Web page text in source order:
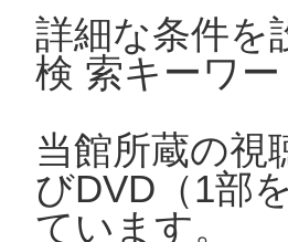
詳細な条件を
検 索キーワ
当館所蔵の視
びDVD（1部
ています。